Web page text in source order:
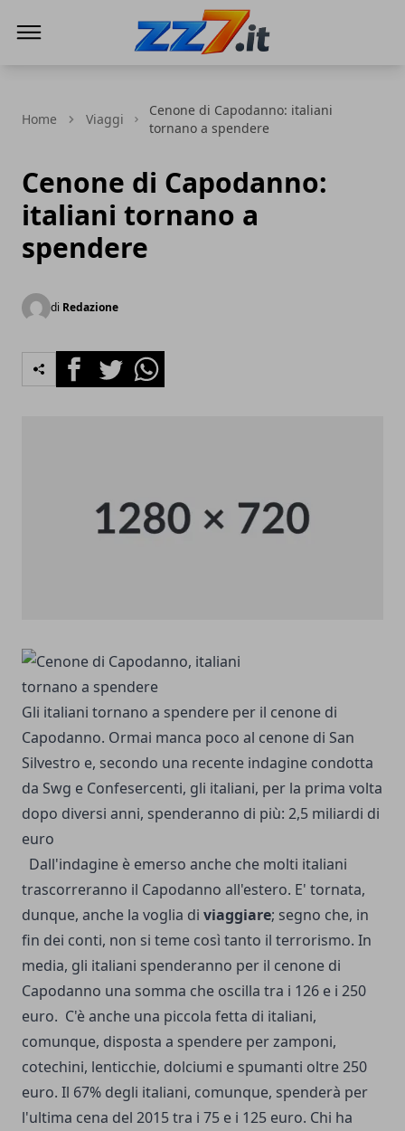
Home Viaggi
Cenone di Capodanno: italiani
tornano a spendere
Cenone di Capodanno:
italiani tornano a
spendere
di Redazione
FacebookTwitterWhatsapp
Gli italiani tornano a spendere per il cenone di
Capodanno. Ormai manca poco al cenone di San
Silvestro e, secondo una recente indagine condotta
da Swg e Confesercenti, gli italiani, per la prima volta
dopo diversi anni, spenderanno di più: 2,5 miliardi di
euro
Dall'indagine è emerso anche che molti italiani
trascorreranno il Capodanno all'estero. E' tornata,
dunque, anche la voglia di viaggiare; segno che, in
fin dei conti, non si teme così tanto il terrorismo. In
media, gli italiani spenderanno per il cenone di
Capodanno una somma che oscilla tra i 126 e i 250
euro. C'è anche una piccola fetta di italiani,
comunque, disposta a spendere per zamponi,
cotechini, lenticchie, dolciumi e spumanti oltre 250
euro. Il 67% degli italiani, comunque, spenderà per
l'ultima cena del 2015 tra i 75 e i 125 euro. Chi ha